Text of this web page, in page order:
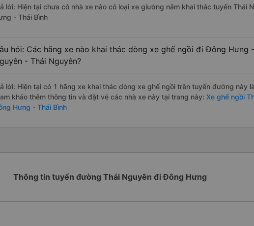
lời: Hiện tại chưa có nhà xe nào có loại xe giường nằm khai thác tuyến Thái
- Thái Bình
hỏi: Các hãng xe nào khai thác dòng xe ghế ngồi đi Đông Hưng
- Thái Nguyên?
lời: Hiện tại có 1 hãng xe khai thác dòng xe ghế ngồi trên tuyến đường này
khảo thêm thông tin và đặt vé các nhà xe này tại trang này: Xe ghế ngồi
Hưng - Thái Bình
Thông tin tuyến đường Thái Nguyên đi Đông Hưng